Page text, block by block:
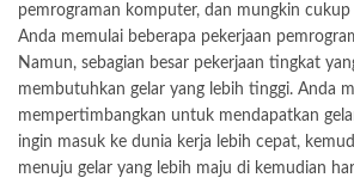
pemrograman komputer, dan mungkin
Anda memulai beberapa pekerjaan
Namun, sebagian besar pekerjaan tingkat
membutuhkan gelar yang lebih tinggi. Anda
mempertimbangkan untuk mendapatkan
ingin masuk ke dunia kerja lebih cepat,
menuju gelar yang lebih maju di kemudian